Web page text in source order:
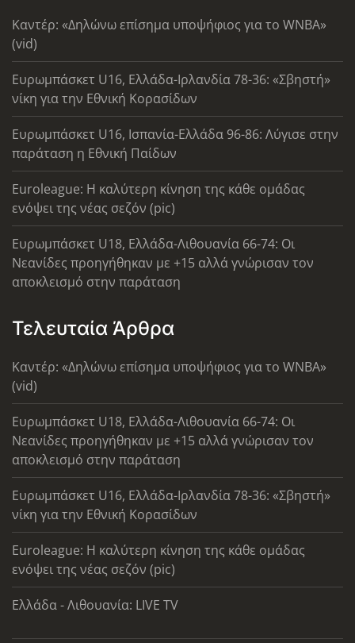
Καντέρ: «Δηλώνω επίσημα υποψήφιος για το WNBA»
(vid)
Ευρωμπάσκετ U16, Ελλάδα-Ιρλανδία 78-36: «Σβηστή»
νίκη για την Εθνική Κορασίδων
Ευρωμπάσκετ U16, Ισπανία-Ελλάδα 96-86: Λύγισε στην
παράταση η Εθνική Παίδων
Euroleague: Η καλύτερη κίνηση της κάθε ομάδας
ενόψει της νέας σεζόν (pic)
Ευρωμπάσκετ U18, Ελλάδα-Λιθουανία 66-74: Οι
Νεανίδες προηγήθηκαν με +15 αλλά γνώρισαν τον
αποκλεισμό στην παράταση
Τελευταία Άρθρα
Καντέρ: «Δηλώνω επίσημα υποψήφιος για το WNBA»
(vid)
Ευρωμπάσκετ U18, Ελλάδα-Λιθουανία 66-74: Οι
Νεανίδες προηγήθηκαν με +15 αλλά γνώρισαν τον
αποκλεισμό στην παράταση
Ευρωμπάσκετ U16, Ελλάδα-Ιρλανδία 78-36: «Σβηστή»
νίκη για την Εθνική Κορασίδων
Euroleague: Η καλύτερη κίνηση της κάθε ομάδας
ενόψει της νέας σεζόν (pic)
Ελλάδα - Λιθουανία: LIVE TV